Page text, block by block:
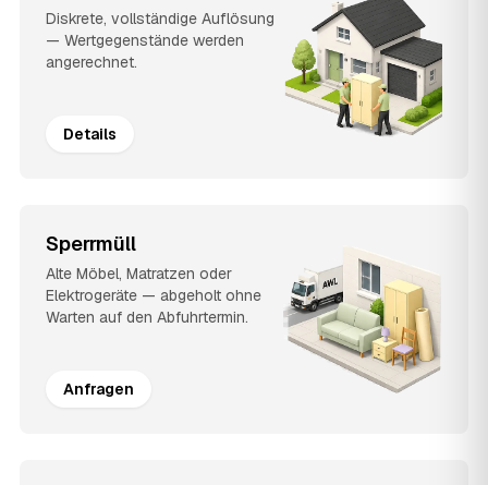
Diskrete, vollständige Auflösung
— Wertgegenstände werden
angerechnet.
Details
Sperrmüll
Alte Möbel, Matratzen oder
Elektrogeräte — abgeholt ohne
Warten auf den Abfuhrtermin.
Anfragen